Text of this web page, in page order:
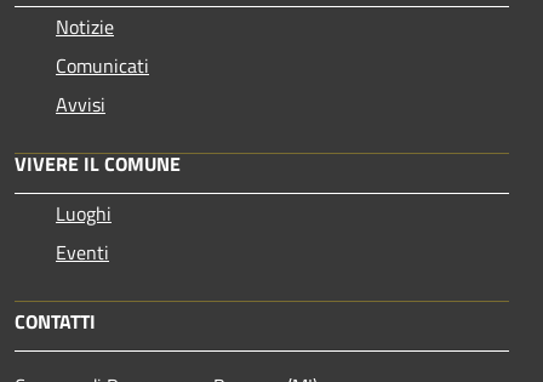
Notizie
Comunicati
Avvisi
VIVERE IL COMUNE
Luoghi
Eventi
CONTATTI